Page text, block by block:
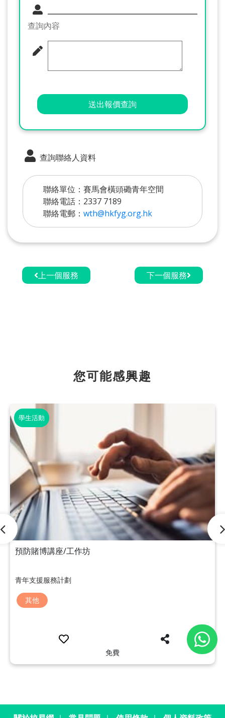
查詢內容
送出報價查詢
查詢聯絡人資料
聯絡單位：賽馬會橫頭磡青年空間
聯絡電話：2337 7189
聯絡電郵： wth@hkfyg.org.hk
上一個服務 下一個服務
您可能感興趣
學生活動
預防賭博講座/工作坊
青年支援服務計劃
其他
免費